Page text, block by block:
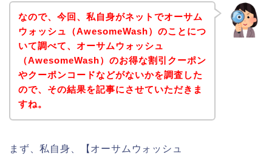
なので、今回、私自身がネットでオーサム
ウォッシュ（AwesomeWash）のことにつ
いて調べて、オーサムウォッシュ
（AwesomeWash）のお得な割引クーポン
やクーポンコードなどがないかを調査した
ので、その結果を記事にさせていただきま
すね。
まず、私自身、【オーサムウォッシュ